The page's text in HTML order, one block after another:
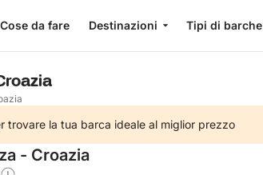
Cose da fare Destinazioni Tipi di barche
trovare la tua barca ideale al miglior prezzo
- Croazia